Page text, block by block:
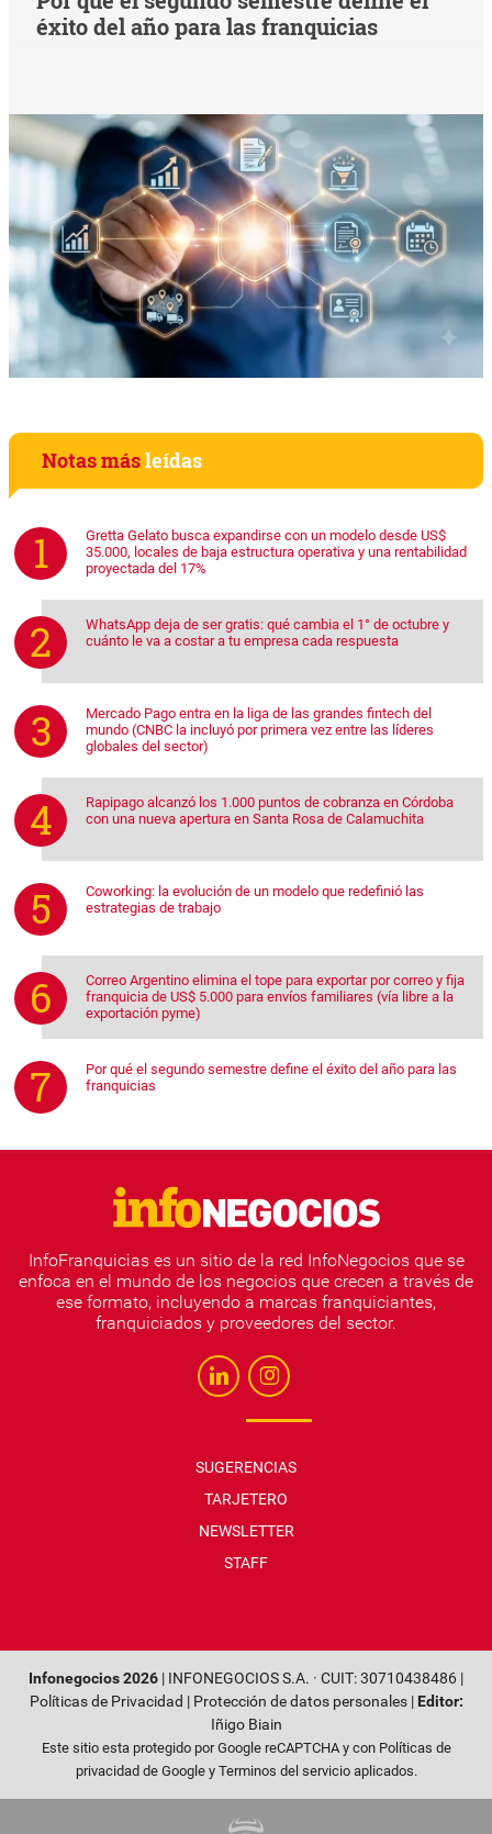
éxito del año para las franquicias
Notas másleídas
Gretta Gelato busca expandirse con un modelo desde US$
35.000, locales de baja estructura operativa y una rentabilidad
proyectada del 17%
WhatsApp deja de ser gratis: qué cambia el 1° de octubre y
cuánto le va a costar a tu empresa cada respuesta
Mercado Pago entra en la liga de las grandes fintech del
mundo (CNBC la incluyó por primera vez entre las líderes
globales del sector)
Rapipago alcanzó los 1.000 puntos de cobranza en Córdoba
con una nueva apertura en Santa Rosa de Calamuchita
Coworking: la evolución de un modelo que redefinió las
estrategias de trabajo
Correo Argentino elimina el tope para exportar por correo y fija
franquicia de US$ 5.000 para envíos familiares (vía libre a la
exportación pyme)
Por qué el segundo semestre define el éxito del año para las
franquicias
InfoFranquicias es un sitio de la red InfoNegocios que se
enfoca en el mundo de los negocios que crecen a través de
ese formato, incluyendo a marcas franquiciantes,
franquiciados y proveedores del sector.
SUGERENCIAS
TARJETERO
NEWSLETTER
STAFF
Infonegocios 2026 | INFONEGOCIOS S.A. · CUIT: 30710438486 |
Políticas de Privacidad | Protección de datos personales| Editor:
Iñigo Biain
Este sitio esta protegido por Google reCAPTCHA y con Políticas de
privacidad de Googley Terminos del servicioaplicados.